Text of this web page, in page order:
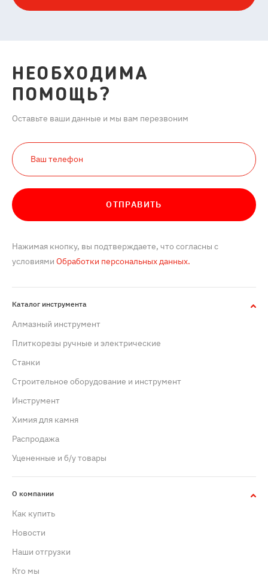
НЕОБХОДИМА
ПОМОЩЬ?
Оставьте ваши данные и мы вам перезвоним
ОТПРАВИТЬ
Нажимая кнопку, вы подтверждаете, что согласны с
условиями Обработки персональных данных.
Каталог инструмента
Алмазный инструмент
Плиткорезы ручные и электрические
Станки
Строительное оборудование и инструмент
Инструмент
Химия для камня
Распродажа
Уцененные и б/у товары
О компании
Как купить
Новости
Наши отгрузки
Кто мы